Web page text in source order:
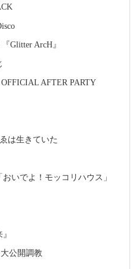
Glitter ArcH』
OFFICIAL AFTER PARTY
は生きていた
いでよ！モッコリハウス」
公開調教